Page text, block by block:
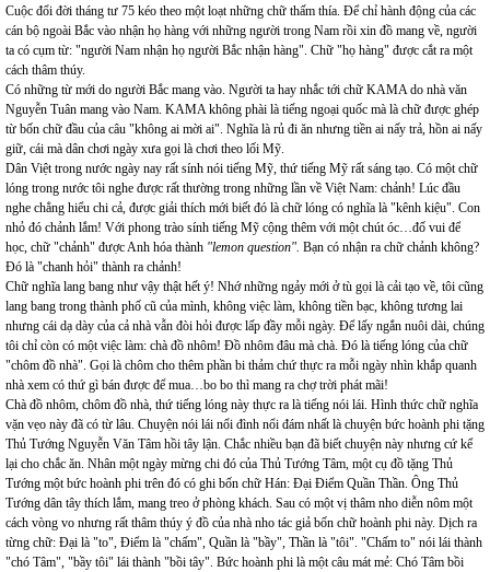
Cuộc đổi đời tháng tư 75 kéo theo một loạt những chữ thấm thía. Để chỉ hành động của các
cán bộ ngoài Bắc vào nhận họ hàng với những người trong Nam rồi xin đồ mang về, người
ta có cụm từ: "người Nam nhận họ người Bắc nhận hàng". Chữ "họ hàng" được cắt ra một
cách thâm thúy.
Có những từ mới do người Bắc mang vào. Người ta hay nhắc tới chữ KAMA do nhà văn
Nguyễn Tuân mang vào Nam. KAMA không phài là tiếng ngoại quốc mà là chữ được ghép
từ bốn chữ đầu của câu "không ai mời ai". Nghĩa là rủ đi ăn nhưng tiền ai nấy trả, hồn ai nấy
giữ, cái mà dân chơi ngày xưa gọi là chơi theo lối Mỹ.
Dân Việt trong nước ngày nay rất sính nói tiếng Mỹ, thứ tiếng Mỹ rất sáng tạo. Có một chữ
lóng trong nước tôi nghe được rất thường trong những lần về Việt Nam: chảnh! Lúc đầu
nghe chẳng hiểu chi cả, được giải thích mới biết đó là chữ lóng có nghĩa là "kênh kiệu". Con
nhỏ đó chảnh lắm! Với phong trào sính tiếng Mỹ cộng thêm với một chút óc…đố vui để
học, chữ "chảnh" được Anh hóa thành "lemon question". Bạn có nhận ra chữ chảnh không?
Đó là "chanh hỏi" thành ra chảnh!
Chữ nghĩa lang bang như vậy thật hết ý! Nhớ những ngảy mới ở tù gọi là cải tạo về, tôi cũng
lang bang trong thành phố cũ của mình, không việc làm, không tiền bạc, không tương lai
nhưng cái dạ dày của cả nhà vẫn đòi hỏi được lấp đầy mỗi ngày. Để lấy ngắn nuôi dài, chúng
tôi chỉ còn có một việc làm: chà đồ nhôm! Đồ nhôm đâu mà chà. Đó là tiếng lóng của chữ
"chôm đồ nhà". Gọi là chôm cho thêm phần bi thảm chứ thực ra mỗi ngày nhìn khắp quanh
nhà xem có thứ gì bán được để mua…bo bo thì mang ra chợ trời phát mãi!
Chà đồ nhôm, chôm đồ nhà, thứ tiếng lóng này thực ra là tiếng nói lái. Hình thức chữ nghĩa
vặn vẹo này đã có từ lâu. Chuyện nói lái nổi đình nổi đám nhất là chuyện bức hoành phi tặng
Thủ Tướng Nguyễn Văn Tâm hồi tây lận. Chắc nhiều bạn đã biết chuyện này nhưng cứ kể
lại cho chắc ăn. Nhân một ngày mừng chi đó của Thủ Tướng Tâm, một cụ đồ tặng Thủ
Tướng một bức hoành phi trên đó có ghi bốn chữ Hán: Đại Điểm Quần Thần. Ông Thủ
Tướng dân tây thích lắm, mang treo ở phòng khách. Sau có một vị thâm nho diễn nôm một
cách vòng vo nhưng rất thâm thúy ý đồ của nhà nho tác giả bốn chữ hoành phi này. Dịch ra
từng chữ: Đại là "to", Điểm là "chấm", Quần là "bầy", Thần là "tôi". "Chấm to" nói lái thành
"chó Tâm", "bầy tôi" lái thành "bồi tây". Bức hoành phi là một câu mát mẻ: Chó Tâm bồi